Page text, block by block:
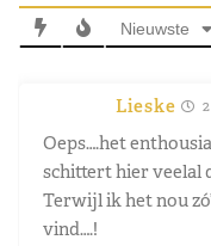
Nieuwste
Lieske
Oeps….het
schittert hier veelal
Terwijl ik het nou
vind….!